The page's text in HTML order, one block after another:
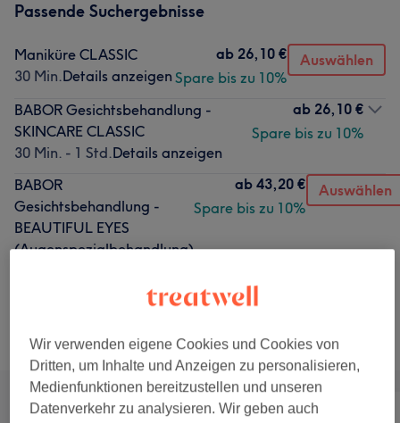
Passende Suchergebnisse
Maniküre CLASSIC
30 Min.Details anzeigen
ab 26,10 €
Spare bis zu 10%
Auswählen
BABOR Gesichtsbehandlung -
SKINCARE CLASSIC
30 Min. - 1 Std.Details anzeigen
ab 26,10 €
Spare bis zu 10%
BABOR
Gesichtsbehandlung -
BEAUTIFUL EYES
(Augenspezialbehandlung)
ab 43,20 €
Spare bis zu 10%
Auswählen
Alle Services
Wir verwenden eigene Cookies und Cookies von
Dritten, um Inhalte und Anzeigen zu personalisieren,
Medienfunktionen bereitzustellen und unseren
Datenverkehr zu analysieren. Wir geben auch